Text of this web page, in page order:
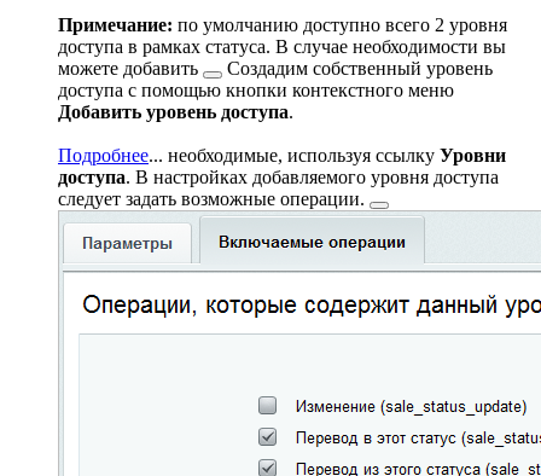
Примечание: по умолчанию доступно всего 2 уровня
доступа в рамках статуса. В случае необходимости вы
можете добавить
Создадим собственный уровень
доступа с помощью кнопки контекстного меню
Добавить уровень доступа.
Подробнее... необходимые, используя ссылку Уровни
доступа. В настройках добавляемого уровня доступа
следует задать возможные операции.